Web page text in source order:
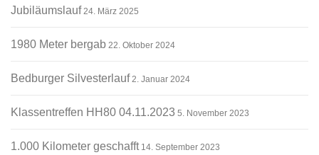
Jubiläumslauf 24. März 2025
1980 Meter bergab 22. Oktober 2024
Bedburger Silvesterlauf 2. Januar 2024
Klassentreffen HH80 04.11.2023 5. November 2023
1.000 Kilometer geschafft 14. September 2023